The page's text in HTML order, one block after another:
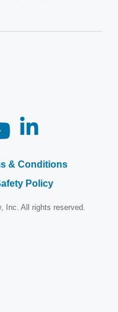
& Conditions
Policy
Inc. All rights reserved.